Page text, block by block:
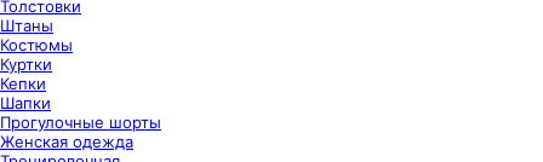
Толстовки
Штаны
Костюмы
Куртки
Кепки
Шапки
Прогулочные шорты
Женская одежда